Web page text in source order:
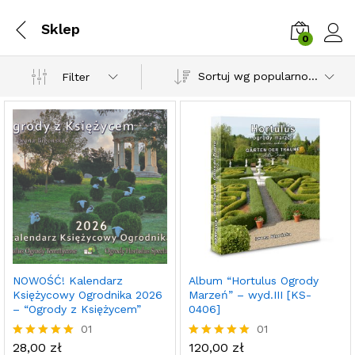
Sklep
0
Filter Sortuj wg popularności
NOWOŚĆ! Kalendarz
Księżycowy Ogrodnika 2026
– “Ogrody z Księżycem”
Oceniony
01
28,00 zł
Album “Hortulus Ogrody
Marzeń” – wyd.III [KS-
0406]
Oceniony
01
120,00 zł